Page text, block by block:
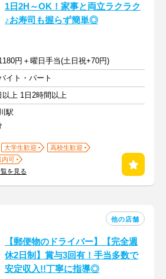
1日2H～OK！家事と両立ラクラク
♪お寿司も握らず簡単◎
円＋曜日手当(土日祝+70円)
イト・パート
以上 1日2時間以上
駅
大学生歓迎
高校生歓迎
内可
を見る
他の店舗
【郵便物のドライバー】【完全週
休2日制】賞与3回有！手当多数で
安定収入!!丁寧に指導◎